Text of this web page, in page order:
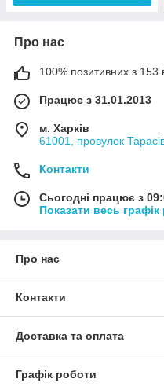
Про нас
100% позитивних з 153
Працює з 31.01.2013
м. Харків
61001, провулок
Контакти
Сьогодні працює з
Показати весь графік
Про нас
Контакти
Доставка та оплата
Графік роботи